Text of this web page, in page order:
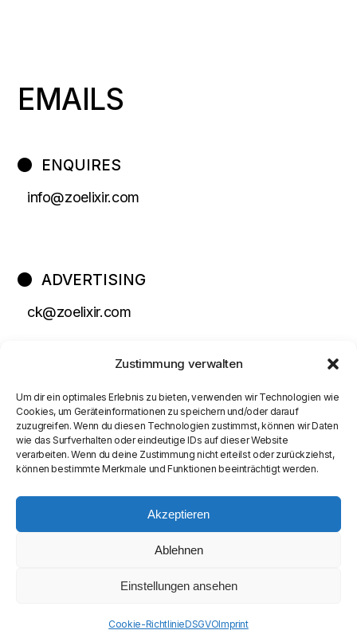
Zustimmung verwalten
Um dir ein optimales Erlebnis zu bieten, verwenden wir Technologien wie
Cookies, um Geräteinformationen zu speichern und/oder darauf
zuzugreifen. Wenn du diesen Technologien zustimmst, können wir Daten
wie das Surfverhalten oder eindeutige IDs auf dieser Website
verarbeiten. Wenn du deine Zustimmung nicht erteilst oder zurückziehst,
können bestimmte Merkmale und Funktionen beeinträchtigt werden.
Akzeptieren
Ablehnen
Einstellungen ansehen
Cookie-RichtlinieDSGVOImprint
EMAILS
ENQUIRES
info@zoelixir.com
ADVERTISING
ck@zoelixir.com